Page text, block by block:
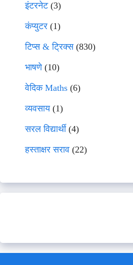
इंटरनेट(3)
कंप्युटर (1)
टिप्स & ट्रिक्स(830)
भाषणे(10)
वेदिक Maths (6)
व्यवसाय(1)
सरल विद्यार्थी(4)
हस्ताक्षर सराव (22)